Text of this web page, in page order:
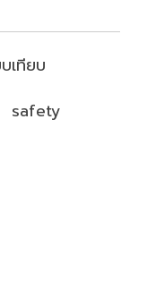
เทียบ
safety